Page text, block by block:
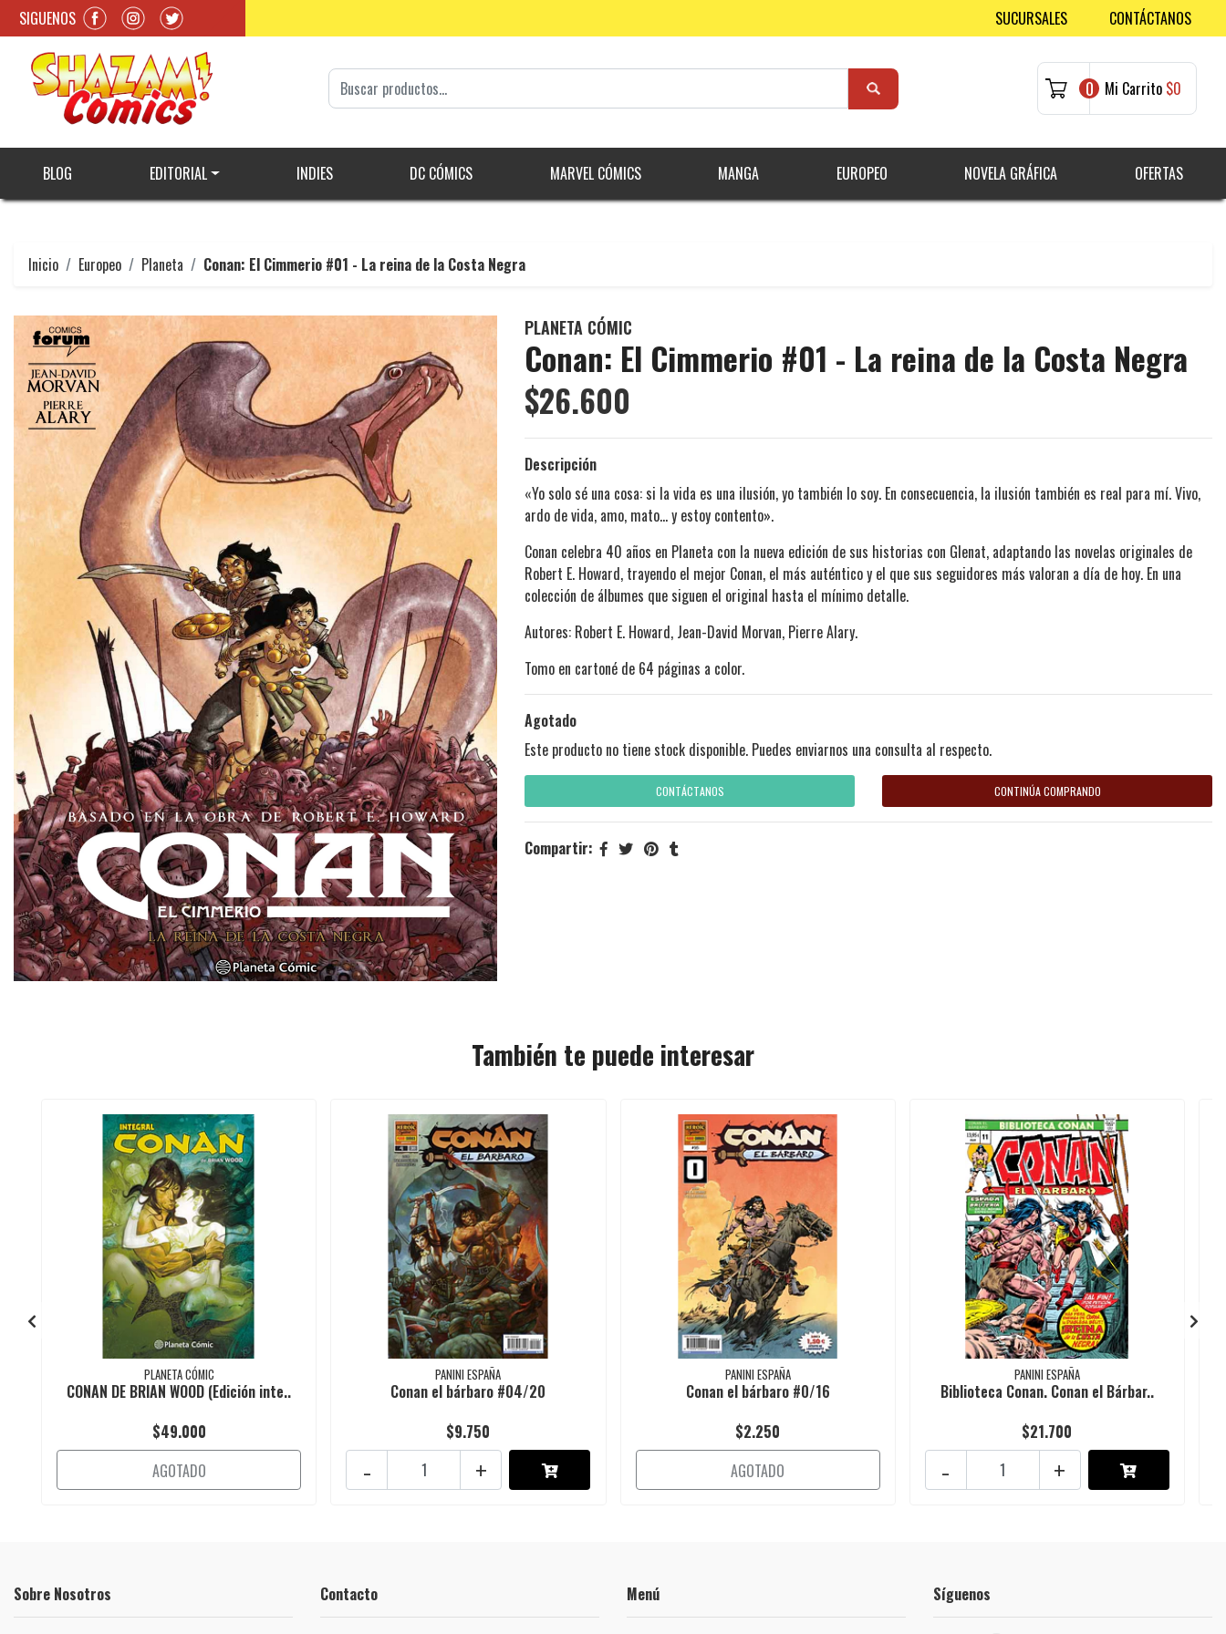
SIGUENOS SUCURSALES CONTÁCTANOS
0 Mi Carrito $0
BLOG EDITORIAL INDIES DC CÓMICS MARVEL CÓMICS MANGA EUROPEO NOVELA GRÁFICA OFERTAS
Inicio Europeo Planeta Conan: El Cimmerio #01 - La reina de la Costa Negra
PLANETA CÓMIC
Conan: El Cimmerio #01 - La reina de la Costa Negra
$26.600
Descripción
«Yo solo sé una cosa: si la vida es una ilusión, yo también lo soy. En consecuencia, la ilusión también es real para mí. Vivo,
ardo de vida, amo, mato… y estoy contento».
Conan celebra 40 años en Planeta con la nueva edición de sus historias con Glenat, adaptando las novelas originales de
Robert E. Howard, trayendo el mejor Conan, el más auténtico y el que sus seguidores más valoran a día de hoy. En una
colección de álbumes que siguen el original hasta el mínimo detalle.
Autores: Robert E. Howard, Jean-David Morvan, Pierre Alary.
Tomo en cartoné de 64 páginas a color.
Agotado
Este producto no tiene stock disponible. Puedes enviarnos una consulta al respecto.
CONTÁCTANOS CONTINÚA COMPRANDO
Compartir:
También te puede interesar
PLANETA CÓMIC
CONAN DE BRIAN WOOD (Edición inte..
$49.000
AGOTADO
PANINI ESPAÑA
Conan el bárbaro #04/20
$9.750
+
-
PANINI ESPAÑA
Conan el bárbaro #0/16
$2.250
AGOTADO
PANINI ESPAÑA
Biblioteca Conan. Conan el Bárbar..
$21.700
+
-
Sobre Nosotros Contacto Menú Síguenos